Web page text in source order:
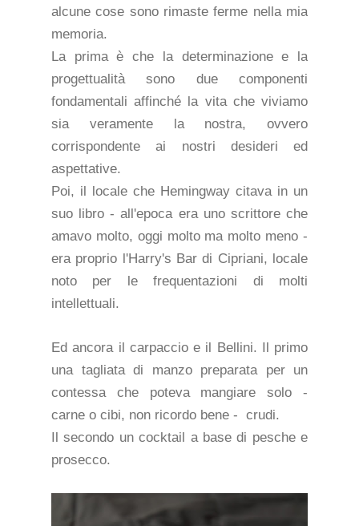
alcune cose sono rimaste ferme nella mia
memoria.
La prima è che la determinazione e la
progettualità sono due componenti
fondamentali affinché la vita che viviamo
sia veramente la nostra, ovvero
corrispondente ai nostri desideri ed
aspettative.
Poi, il locale che Hemingway citava in un
suo libro - all'epoca era uno scrittore che
amavo molto, oggi molto ma molto meno -
era proprio l'Harry's Bar di Cipriani, locale
noto per le frequentazioni di molti
intellettuali.
Ed ancora il carpaccio e il Bellini. Il primo
una tagliata di manzo preparata per un
contessa che poteva mangiare solo -
carne o cibi, non ricordo bene - crudi.
Il secondo un cocktail a base di pesche e
prosecco.